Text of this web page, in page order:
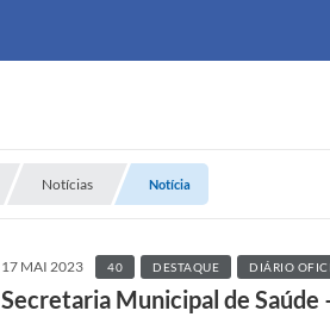
Notícias Notícia
17 MAI 2023 40 DESTAQUE DIÁRIO
Secretaria Municipal de